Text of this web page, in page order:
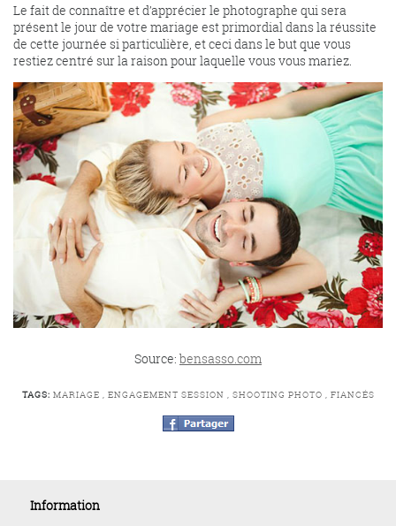
Le fait de connaître et d’apprécier le photographe qui sera
présent le jour de votre mariage est primordial dans la réussite
de cette journée si particulière, et ceci dans le but que vous
restiez centré sur la raison pour laquelle vous vous mariez.
Source: bensasso.com
TAGS: MARIAGE , ENGAGEMENT SESSION , SHOOTING PHOTO , FIANCÉS
Information